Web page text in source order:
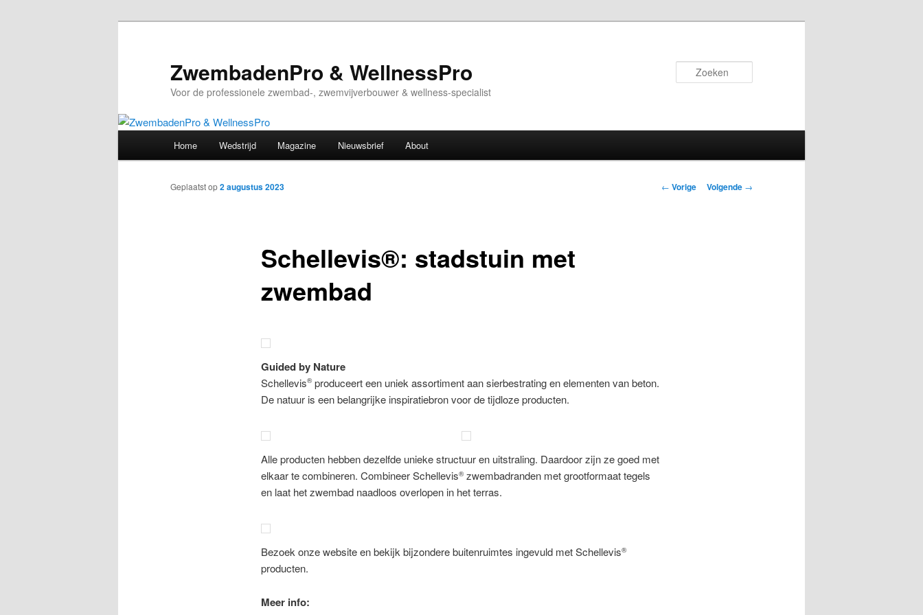
ZwembadenPro & WellnessPro
Voor de professionele zwembad-, zwemvijverbouwer & wellness-specialist
Home Wedstrijd Magazine Nieuwsbrief About
Bericht
← Vorige Volgende →
Schellevis®: stadstuin met
zwembad
Geplaatst op2 augustus 2023
Guided by Nature
Schellevis®produceert een uniek assortiment aan sierbestrating en elementen van beton.
De natuur is een belangrijke inspiratiebron voor de tijdloze producten.
Alle producten hebben dezelfde unieke structuur en uitstraling. Daardoor zijn ze goed met
elkaar te combineren. Combineer Schellevis®zwembadranden met grootformaat tegels
en laat het zwembad naadloos overlopen in het terras.
Bezoek onze website en bekijk bijzondere buitenruimtes ingevuld met Schellevis®
producten.
Meer info: